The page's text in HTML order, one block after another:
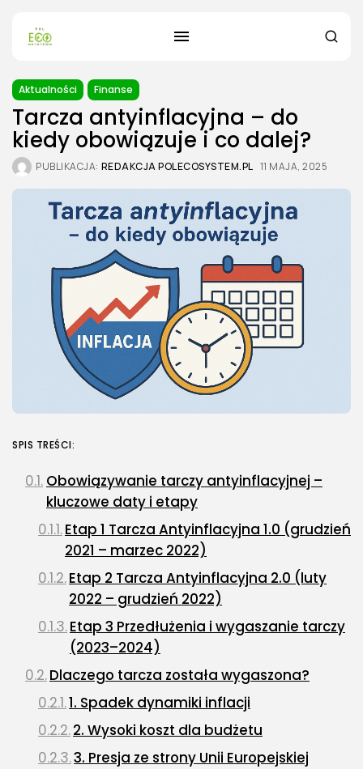
Aktualności Finanse
Tarcza antyinflacyjna – do
kiedy obowiązuje i co dalej?
PUBLIKACJA: REDAKCJA POLECOSYSTEM.PL 11 MAJA, 2025
SPIS TREŚCI:
Obowiązywanie tarczy antyinflacyjnej –
kluczowe daty i etapy
Etap 1 Tarcza Antyinflacyjna 1.0 (grudzień
2021 – marzec 2022)
Etap 2 Tarcza Antyinflacyjna 2.0 (luty
2022 – grudzień 2022)
Etap 3 Przedłużenia i wygaszanie tarczy
(2023–2024)
Dlaczego tarcza została wygaszona?
1. Spadek dynamiki inflacji
2. Wysoki koszt dla budżetu
3. Presja ze strony Unii Europejskiej